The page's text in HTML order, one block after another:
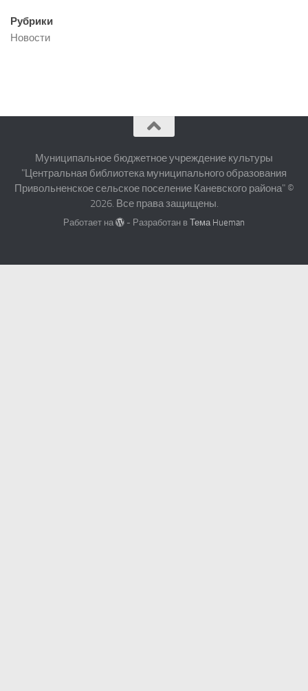
Рубрики
Новости
Муниципальное бюджетное учреждение культуры
"Центральная библиотека муниципального образования
Привольненское сельское поселение Каневского района" ©
2026. Все права защищены.
Работает на - Разработан вТема Hueman